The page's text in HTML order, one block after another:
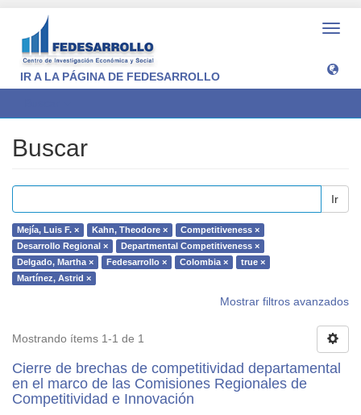
IR A LA PÁGINA DE FEDESARROLLO
Buscar
Ir
Mejía, Luis F. × Kahn, Theodore ×
Competitiveness ×
Desarrollo Regional ×
Departmental Competitiveness ×
Delgado, Martha ×
Fedesarrollo × Colombia ×
true ×
Martínez, Astrid ×
Mostrar filtros avanzados
Mostrando ítems 1-1 de 1
Cierre de brechas de competitividad departamental
en el marco de las Comisiones Regionales de
Competitividad e Innovación